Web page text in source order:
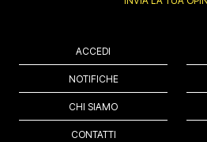
ACCEDI
NOTIFICHE
CHI SIAMO
CONTATTI